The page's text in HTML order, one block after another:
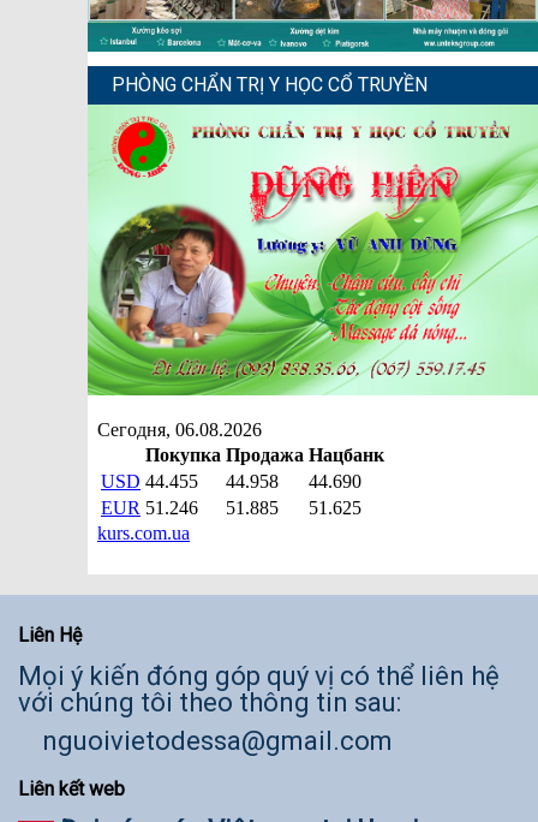
PHÒNG CHẨN TRỊ Y HỌC CỔ TRUYỀN
Liên Hệ
Mọi ý kiến đóng góp quý vị có thể liên hệ
với chúng tôi theo thông tin sau:
nguoivietodessa@gmail.com
Liên kết web